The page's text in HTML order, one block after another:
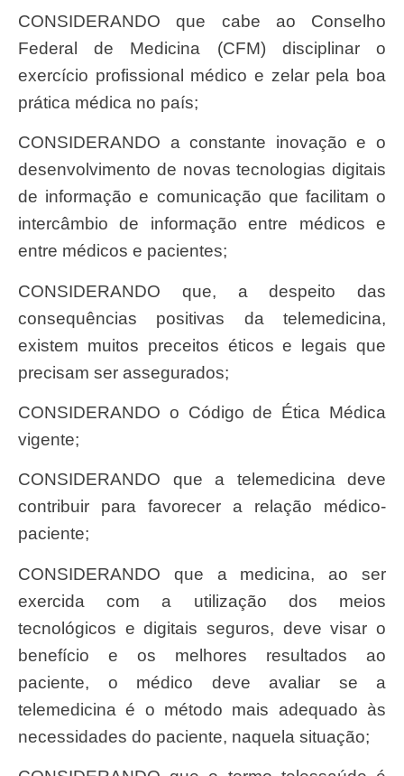
CONSIDERANDO que cabe ao Conselho
Federal de Medicina (CFM) disciplinar o
exercício profissional médico e zelar pela boa
prática médica no país;
CONSIDERANDO a constante inovação e o
desenvolvimento de novas tecnologias digitais
de informação e comunicação que facilitam o
intercâmbio de informação entre médicos e
entre médicos e pacientes;
CONSIDERANDO que, a despeito das
consequências positivas da telemedicina,
existem muitos preceitos éticos e legais que
precisam ser assegurados;
CONSIDERANDO o Código de Ética Médica
vigente;
CONSIDERANDO que a telemedicina deve
contribuir para favorecer a relação médico-
paciente;
CONSIDERANDO que a medicina, ao ser
exercida com a utilização dos meios
tecnológicos e digitais seguros, deve visar o
benefício e os melhores resultados ao
paciente, o médico deve avaliar se a
telemedicina é o método mais adequado às
necessidades do paciente, naquela situação;